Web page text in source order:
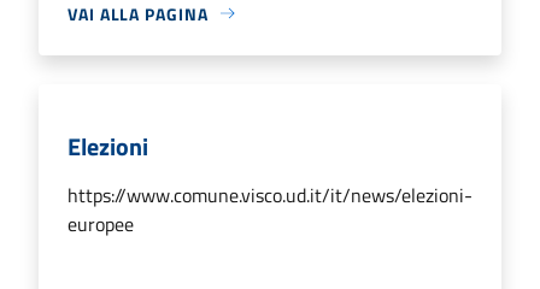
VAI ALLA PAGINA
Elezioni
https://www.comune.visco.ud.it/it/news/elezioni-
europee